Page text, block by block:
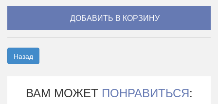
Назад
ВАМ МОЖЕТ ПОНРАВИТЬСЯ: